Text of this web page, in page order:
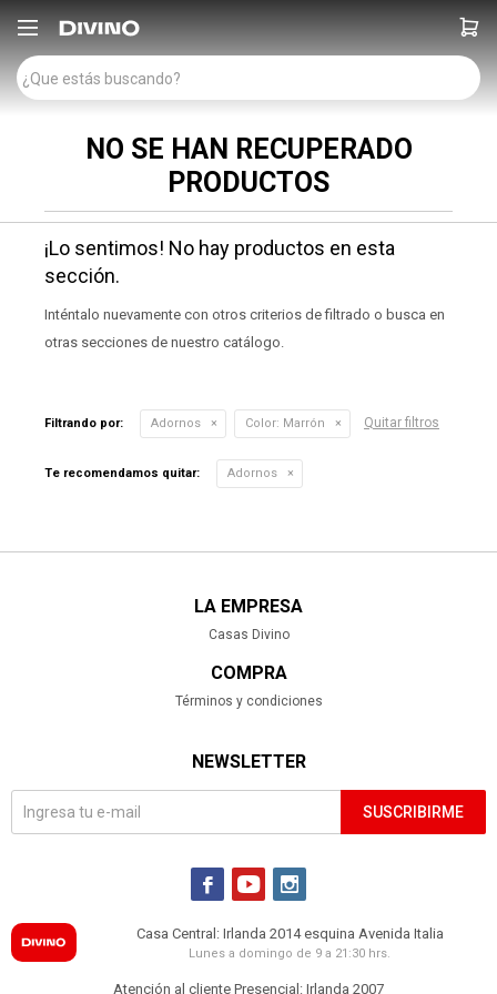

NO SE HAN RECUPERADO
PRODUCTOS
¡Lo sentimos! No hay productos en esta
sección.
Inténtalo nuevamente con otros criterios de filtrado o busca en
otras secciones de nuestro catálogo.
Filtrando por: Adornos Color: Marrón Quitar filtros
Te recomendamos quitar: Adornos
LA EMPRESA
Casas Divino
COMPRA
Términos y condiciones
NEWSLETTER
SUSCRIBIRME
  
Casa Central: Irlanda 2014 esquina Avenida Italia
Lunes a domingo de 9 a 21:30 hrs.
Atención al cliente Presencial: Irlanda 2007